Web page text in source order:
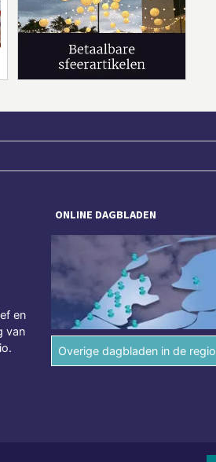
en
van
ONLINE DAGBLADEN
Overige dagbladen in de regio